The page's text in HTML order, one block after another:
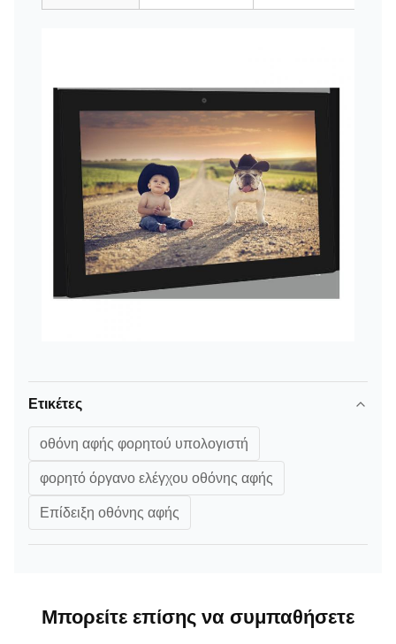
Ετικέτες
οθόνη αφής φορητού υπολογιστή
φορητό όργανο ελέγχου οθόνης αφής
Επίδειξη οθόνης αφής
Μπορείτε επίσης να συμπαθήσετε